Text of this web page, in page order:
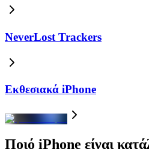
NeverLost Trackers
Εκθεσιακά iPhone
Ποιό iPhone είναι